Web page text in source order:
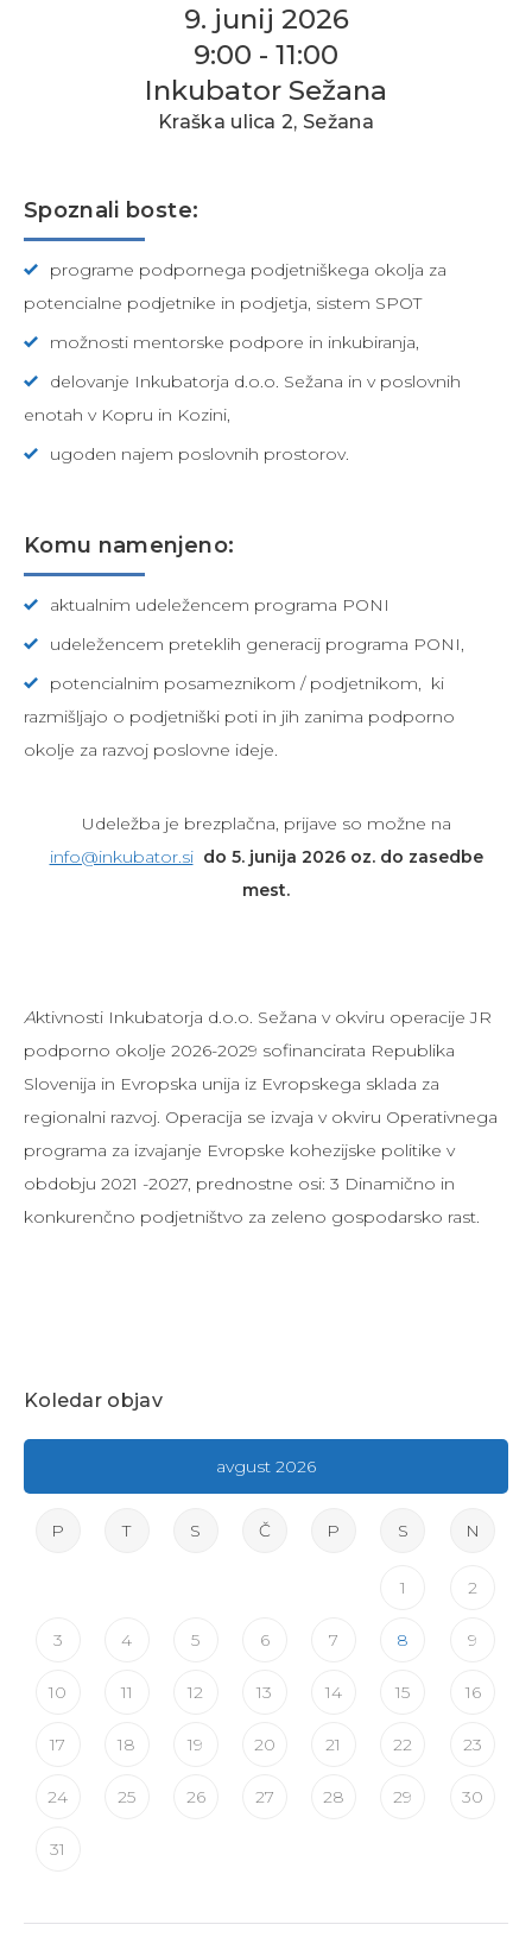
9. junij 2026
9:00 - 11:00
Inkubator Sežana
Kraška ulica 2, Sežana
Spoznali boste:
programe podpornega podjetniškega okolja za
potencialne podjetnike in podjetja, sistem SPOT
možnosti mentorske podpore in inkubiranja,
delovanje Inkubatorja d.o.o. Sežana in v poslovnih
enotah v Kopru in Kozini,
ugoden najem poslovnih prostorov.
Komu namenjeno:
aktualnim udeležencem programa PONI
udeležencem preteklih generacij programa PONI,
potencialnim posameznikom / podjetnikom, ki
razmišljajo o podjetniški poti in jih zanima podporno
okolje za razvoj poslovne ideje.
Udeležba je brezplačna, prijave so možne na
info@inkubator.si do 5. junija 2026 oz. do zasedbe
mest.
Aktivnosti Inkubatorja d.o.o. Sežana v okviru operacije JR
podporno okolje 2026-2029 sofinancirata Republika
Slovenija in Evropska unija iz Evropskega sklada za
regionalni razvoj. Operacija se izvaja v okviru Operativnega
programa za izvajanje Evropske kohezijske politike v
obdobju 2021 -2027, prednostne osi: 3 Dinamično in
konkurenčno podjetništvo za zeleno gospodarsko rast.
Koledar objav
avgust 2026
P T S Č P S N
1 2
3 4 5 6 7 8 9
10 11 12 13 14 15 16
17 18 19 20 21 22 23
24 25 26 27 28 29 30
31